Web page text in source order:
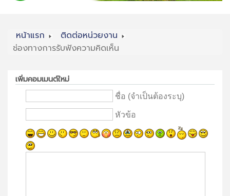
หน้าแรก
ติดต่อหน่วยงาน
ช่องทางการรับฟังความคิดเห็น
เพิ่มคอมเมนต์ใหม่
ชื่อ (จำเป็นต้องระบุ)
หัวข้อ